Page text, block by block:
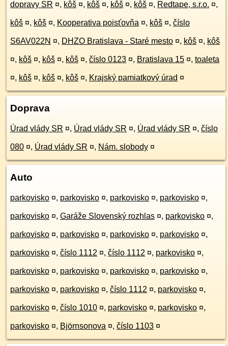
dopravy SR ¤, kôš ¤, kôš ¤, kôš ¤, kôš ¤, Redtape, s.r.o. ¤,
kôš ¤, kôš ¤, Kooperativa poisťovňa ¤, kôš ¤, číslo
S6AV022N ¤, DHZO Bratislava - Staré mesto ¤, kôš ¤, kôš
¤, kôš ¤, kôš ¤, kôš ¤, číslo 0123 ¤, Bratislava 15 ¤, toaleta
¤, kôš ¤, kôš ¤, kôš ¤, Krajský pamiatkový úrad ¤
Doprava
Úrad vlády SR ¤, Úrad vlády SR ¤, Úrad vlády SR ¤, číslo
080 ¤, Úrad vlády SR ¤, Nám. slobody ¤
Auto
parkovisko ¤, parkovisko ¤, parkovisko ¤, parkovisko ¤,
parkovisko ¤, Garáže Slovenský rozhlas ¤, parkovisko ¤,
parkovisko ¤, parkovisko ¤, parkovisko ¤, parkovisko ¤,
parkovisko ¤, číslo 1112 ¤, číslo 1112 ¤, parkovisko ¤,
parkovisko ¤, parkovisko ¤, parkovisko ¤, parkovisko ¤,
parkovisko ¤, parkovisko ¤, číslo 1112 ¤, parkovisko ¤,
parkovisko ¤, číslo 1010 ¤, parkovisko ¤, parkovisko ¤,
parkovisko ¤, Björnsonova ¤, číslo 1103 ¤